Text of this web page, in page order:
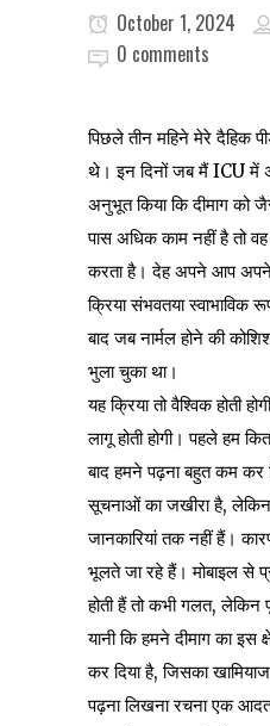
October 1, 2024
0 comments
पिछले तीन महिने मेरे दैहिक
थे। इन दिनों जब मैं ICU में
अनुभूत किया कि दीमाग को
पास अधिक काम नहीं है तो
करता है। देह अपने आप
क्रिया संभवतया स्वाभाविक
बाद जब नार्मल होने की
भुला चुका था।
यह क्रिया तो वैश्विक होती
लागू होती होगी। पहले हम
बाद हमने पढ़ना बहुत कम कर
सूचनाओं का जखीरा है, लेकिन
जानकारियां तक नहीं हैं।
भूलते जा रहे हैं। मोबाइल से
होती हैं तो कभी गलत, लेकिन
यानी कि हमने दीमाग का इस
कर दिया है, जिसका
पढ़ना‍ लिखना रचना एक